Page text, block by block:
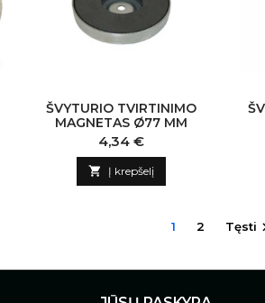
ŠVYTURIO TVIRTINIMO
MAGNETAS Ø77 MM
Kaina
4,34 €
 Į krepšelį
1 2 Tęsti